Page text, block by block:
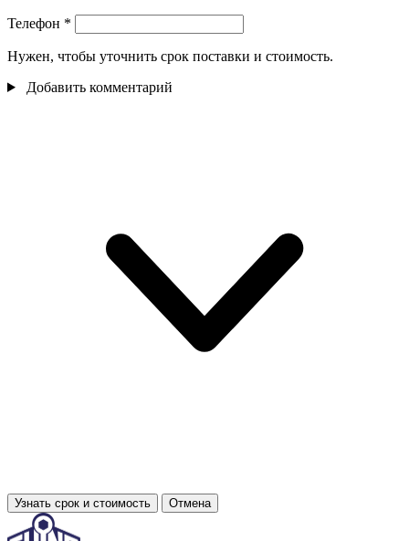
Телефон *
Нужен, чтобы уточнить срок поставки и стоимость.
Добавить комментарий
Узнать срок и стоимость Отмена